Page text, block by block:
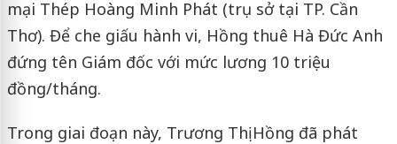
mại Thép Hoàng Minh Phát (trụ sở tại TP. Cần
Thơ). Để che giấu hành vi, Hồng thuê Hà Đức Anh
đứng tên Giám đốc với mức lương 10 triệu
đồng/tháng.
Trong giai đoạn này, Trương Thị Hồng đã phát